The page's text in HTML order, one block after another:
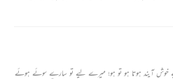
خوش آیند ہوتا ہو تو ہو؛ میرے لیے تو سارے سوئے ہوئے